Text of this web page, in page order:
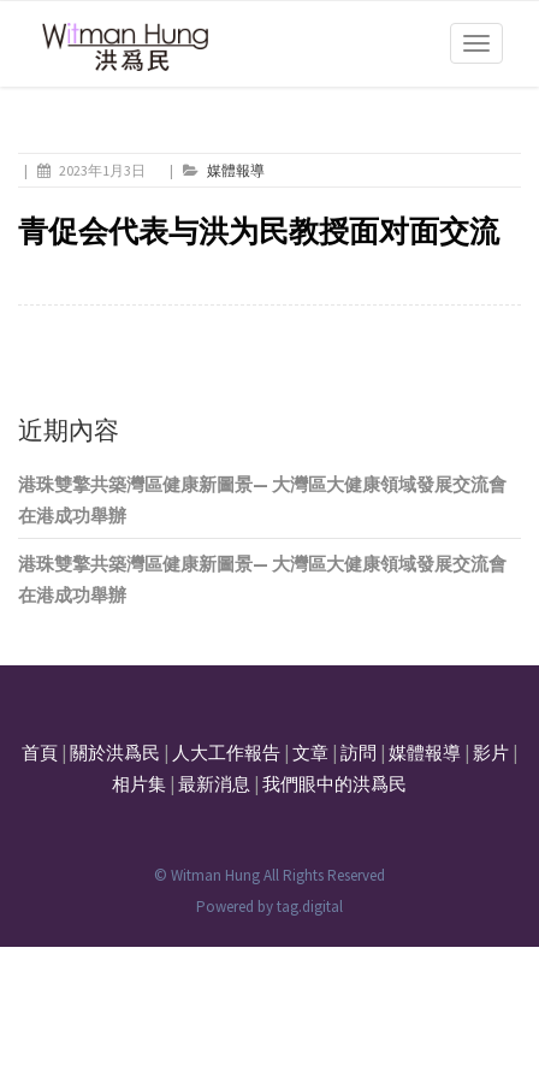
Toggle
| 2023年1月3日 | 媒體報導
青促会代表与洪为民教授面对面交流
近期內容
港珠雙擎共築灣區健康新圖景— 大灣區大健康領域發展交流會
在港成功舉辦
港珠雙擎共築灣區健康新圖景— 大灣區大健康領域發展交流會
在港成功舉辦
首頁 關於洪爲民 人大工作報告 文章 訪問 媒體報導 影片
相片集| 最新消息 我們眼中的洪爲民
© Witman Hung All Rights Reserved
Powered bytag.digital